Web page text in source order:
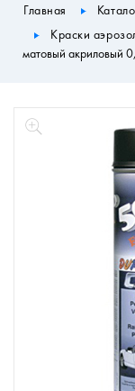
Главная
Краски
матовый акриловый